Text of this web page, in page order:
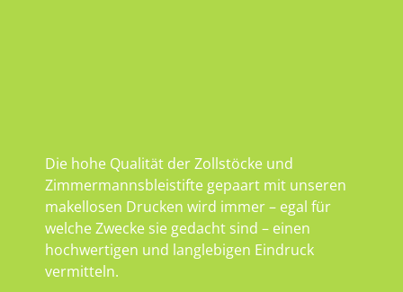
Die hohe Qualität der Zollstöcke und
Zimmermannsbleistifte gepaart mit unseren
makellosen Drucken wird immer – egal für
welche Zwecke sie gedacht sind – einen
hochwertigen und langlebigen Eindruck
vermitteln.